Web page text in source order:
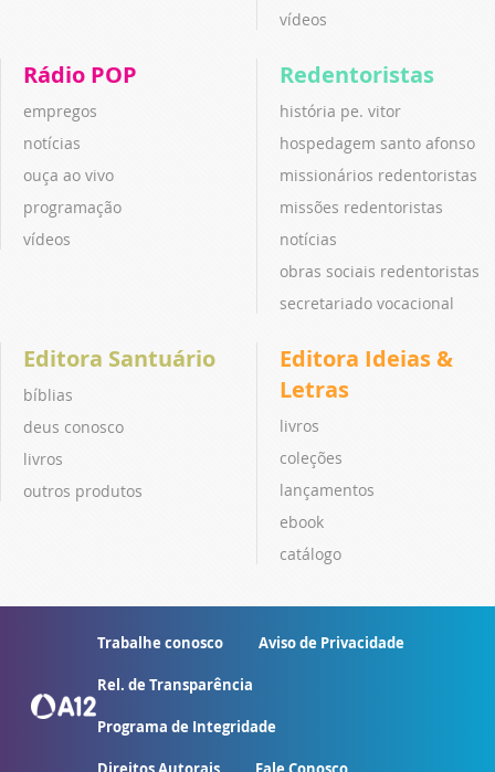
vídeos
Rádio POP
empregos
notícias
ouça ao vivo
programação
vídeos
Redentoristas
história pe. vitor
hospedagem santo afonso
missionários redentoristas
missões redentoristas
notícias
obras sociais redentoristas
secretariado vocacional
Editora Santuário
bíblias
deus conosco
livros
outros produtos
Editora Ideias &
Letras
livros
coleções
lançamentos
ebook
catálogo
Trabalhe conosco Aviso de Privacidade
Rel. de Transparência
Programa de Integridade